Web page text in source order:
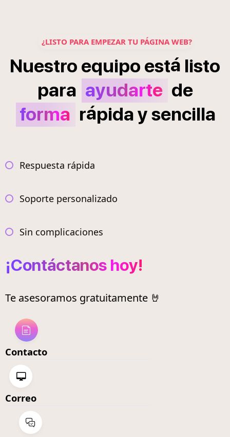
¿LISTO PARA EMPEZAR TU PÁGINA WEB?
Nuestro equipo está listo
para ayudarte de
forma rápidaysencilla
Respuesta rápida
Soporte personalizado
Sin complicaciones
¡Contáctanos hoy!
Te asesoramos gratuitamente 🤘
Contacto
Correo